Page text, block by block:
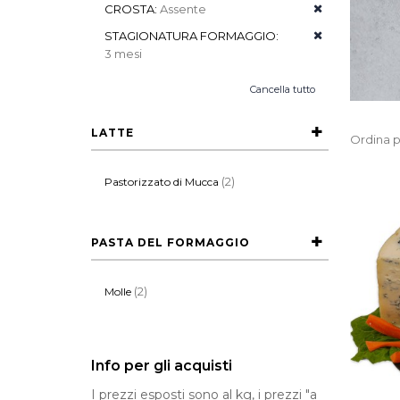
Ordina
CROSTA: Assente
STAGIONATURA FORMAGGIO:
3 mesi
Cancella tutto
LATTE
Pastorizzato di Mucca (2)
PASTA DEL FORMAGGIO
Molle (2)
Info per gli acquisti
I prezzi esposti sono al kg, i prezzi "a